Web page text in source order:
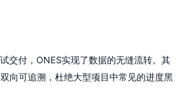
交付，ONES实现了数据的无缝流转。其
向可追溯，杜绝大型项目中常见的进度黑